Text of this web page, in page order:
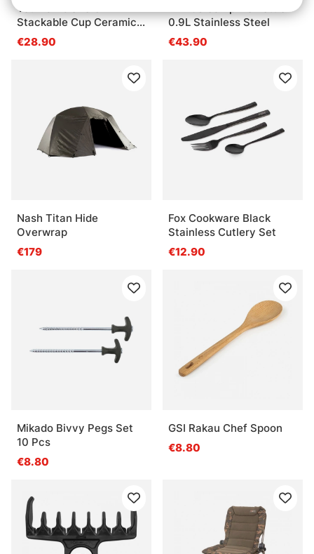
Yeti Rambler 8 Oz
Stackable Cup Ceramic -
Black
€28.90
0.9L Stainless Steel
€43.90
Nash Titan Hide
Overwrap
€179
Fox Cookware Black
Stainless Cutlery Set
€12.90
Mikado Bivvy Pegs Set
10 Pcs
€8.80
GSI Rakau Chef Spoon
€8.80